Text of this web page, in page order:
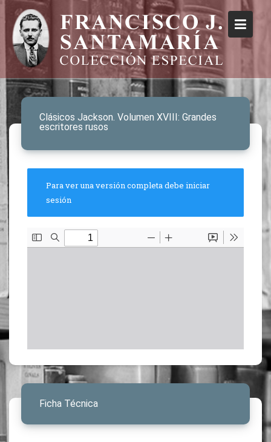
Clásicos Jackson. Volumen XVIII: Grandes
escritores rusos
Para ver una versión completa debe iniciar
sesión
Ficha Técnica